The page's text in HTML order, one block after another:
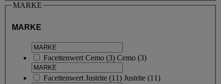
MARKE
MARKE
Facettenwert Cemo (3) Cemo (3)
Facettenwert Justrite (11) Justrite (11)